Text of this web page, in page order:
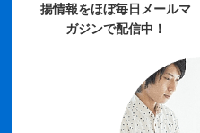
揚情報をほぼ毎日メールマ
ガジンで配信中！